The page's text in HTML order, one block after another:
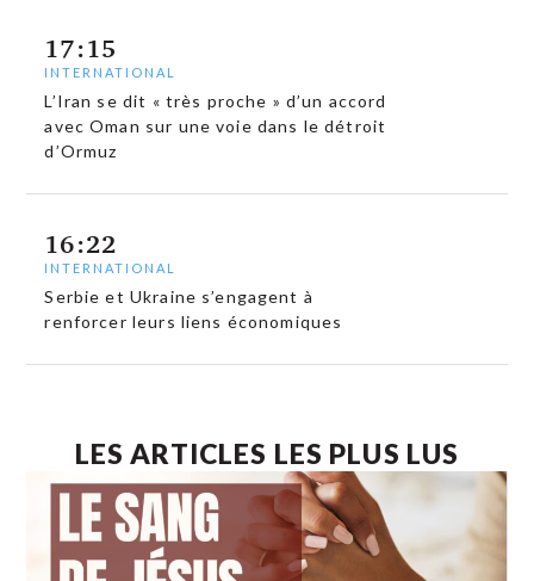
17:15
INTERNATIONAL
L’Iran se dit « très proche » d’un accord
avec Oman sur une voie dans le détroit
d’Ormuz
16:22
INTERNATIONAL
Serbie et Ukraine s’engagent à
renforcer leurs liens économiques
LES ARTICLES LES PLUS LUS